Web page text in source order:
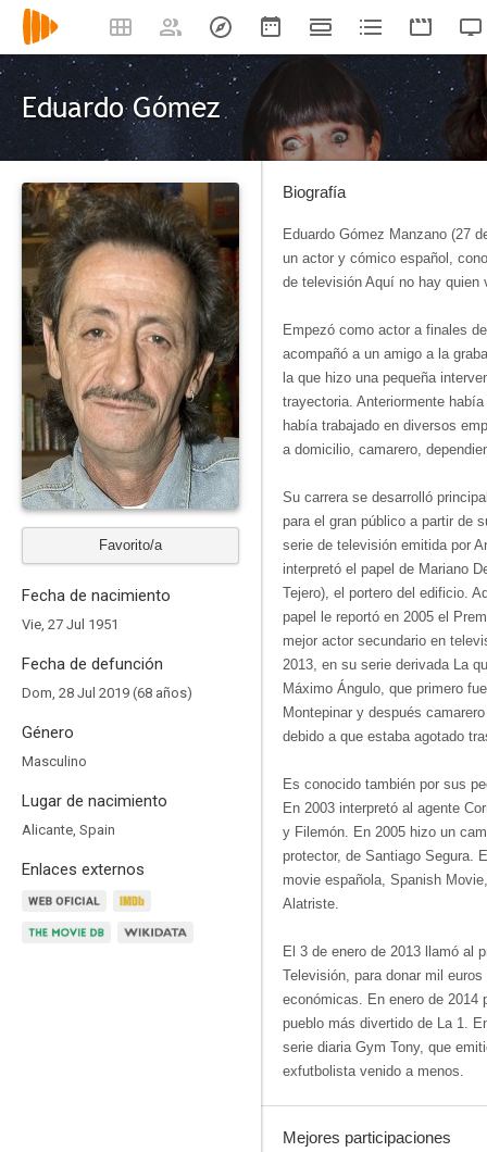
Eduardo Gómez
Favorito/a
Fecha de nacimiento
Vie, 27 Jul 1951
Fecha de defunción
Dom, 28 Jul 2019 (68 años)
Género
Masculino
Lugar de nacimiento
Alicante, Spain
Enlaces externos
Biografía
Eduardo Gómez Manzano (27
un actor y cómico español,
de televisión Aquí no hay
Empezó como actor a finales
acompañó a un amigo a la
la que hizo una pequeña
trayectoria. Anteriormente
había trabajado en diversos
a domicilio, camarero,
Su carrera se desarrolló
para el gran público a partir de
serie de televisión emitida por
interpretó el papel de Mariano
Tejero), el portero del edificio.
papel le reportó en 2005 el
mejor actor secundario en
2013, en su serie derivada La
Máximo Ángulo, que primero
Montepinar y después
debido a que estaba agotado
Es conocido también por sus
En 2003 interpretó al agente
y Filemón. En 2005 hizo un
protector, de Santiago Segura.
movie española, Spanish
Alatriste.
El 3 de enero de 2013 llamó al
Televisión, para donar mil
económicas. En enero de 2014
pueblo más divertido de La 1.
serie diaria Gym Tony, que
exfutbolista venido a menos.
Mejores participaciones